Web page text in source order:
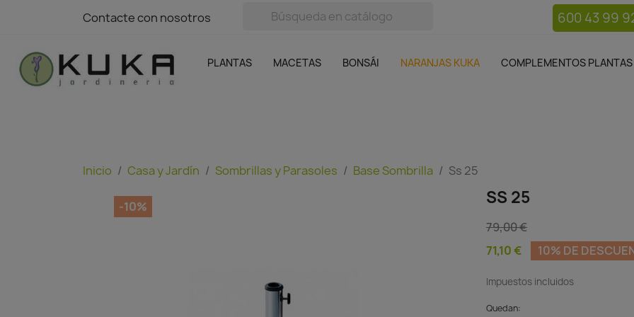
Contacte con nosotros
Contacte con nosotros 600 43 99
PLANTAS MACETAS BONSÁI NARANJAS KUKA COMPLEMENTOS PLANTAS
Complementos plantas
SIN GASTOS DE ENVÍO
Inicio Casa y Jardín Sombrillas y Parasoles Base Sombrilla Ss 25
-10% SS 25
79,00 €
71,10 €
10% DE
Impuestos incluidos
Quedan: